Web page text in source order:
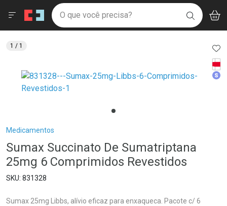
Drogaria São Paulo
Ir direto para a home
pela página
Ir direto para o conteúdo
Ir direto para a busca
Ir direto para a conta
Ir direto para a notificações
Ir direto para o carrinho
Ir direto para o menu
Faça a sua busca
O que você precisa? BUSCAR
Menu
Breadcrumb
Medicamentos
Sumax Succinato De Sumatriptana
25mg 6 Comprimidos Revestidos
831328
Sumax 25mg Libbs, alívio eficaz para enxaqueca. Pacote c/ 6
1 / 1